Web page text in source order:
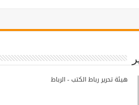
هيئة تحرير رباط الكتب - الرباط